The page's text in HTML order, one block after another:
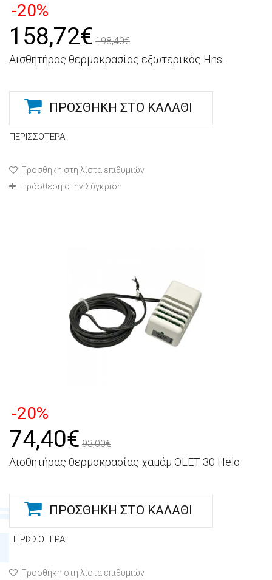
-20%
158,72€ 198,40€
Αισθητήρας θερμοκρασίας εξωτερικός Hns...
ΠΡΟΣΘΉΚΗ ΣΤΟ ΚΑΛΆΘΙ
ΠΕΡΙΣΣΌΤΕΡΑ
Προσθήκη στη λίστα επιθυμιών
Πρόσθεση στην Σύγκριση
-20%
74,40€ 93,00€
Αισθητήρας θερμοκρασίας χαμάμ OLET 30 Helo
ΠΡΟΣΘΉΚΗ ΣΤΟ ΚΑΛΆΘΙ
ΠΕΡΙΣΣΌΤΕΡΑ
Προσθήκη στη λίστα επιθυμιών